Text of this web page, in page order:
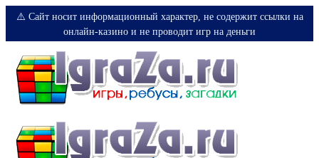
⚠️ Сайт носит информационный характер, не содержит ссылки на
онлайн-казино и не проводит игр на деньги